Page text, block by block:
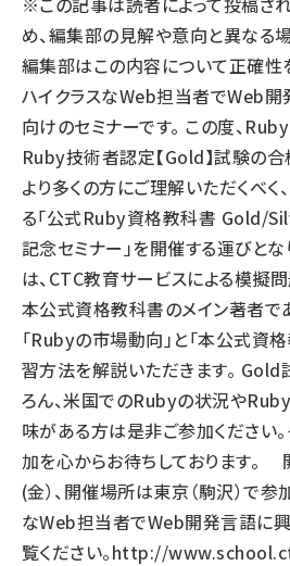
め、編集部の見解や意向と異なる場
編集部はこの内容について正確性
ハイクラスなWeb担当者でWeb
向けのセミナーです。 この度、
Ruby技術者認定【Gold】試験の
より多くの方にご理解いただくべ
る「公式Ruby資格教科書 Gold/
記念セミナー」を開催する運びとな
は、CTC教育サービスによる模擬
本公式資格教科書のメイン著者
「Rubyの市場動向」と「本公式資
習方法を解説いただきます。
ろん、米国でのRubyの状況や
味がある方は是非ご参加ください
加を心からお待ちしております。
(金）、開催場所は東京（駒沢）で参
なWeb担当者でWeb開発言語に
覧ください。http://